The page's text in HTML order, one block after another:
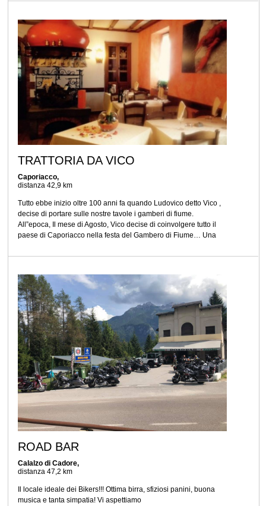
TRATTORIA DA VICO
Caporiacco,
distanza 42,9 km
Tutto ebbe inizio oltre 100 anni fa quando Ludovico detto Vico ,
decise di portare sulle nostre tavole i gamberi di fiume.
All”epoca, Il mese di Agosto, Vico decise di coinvolgere tutto il
paese di Caporiacco nella festa del Gambero di Fiume… Una
ROAD BAR
Calalzo di Cadore,
distanza 47,2 km
Il locale ideale dei Bikers!!! Ottima birra, sfiziosi panini, buona
musica e tanta simpatia! Vi aspettiamo